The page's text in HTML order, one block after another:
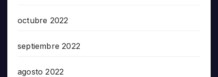
octubre 2022
septiembre 2022
agosto 2022